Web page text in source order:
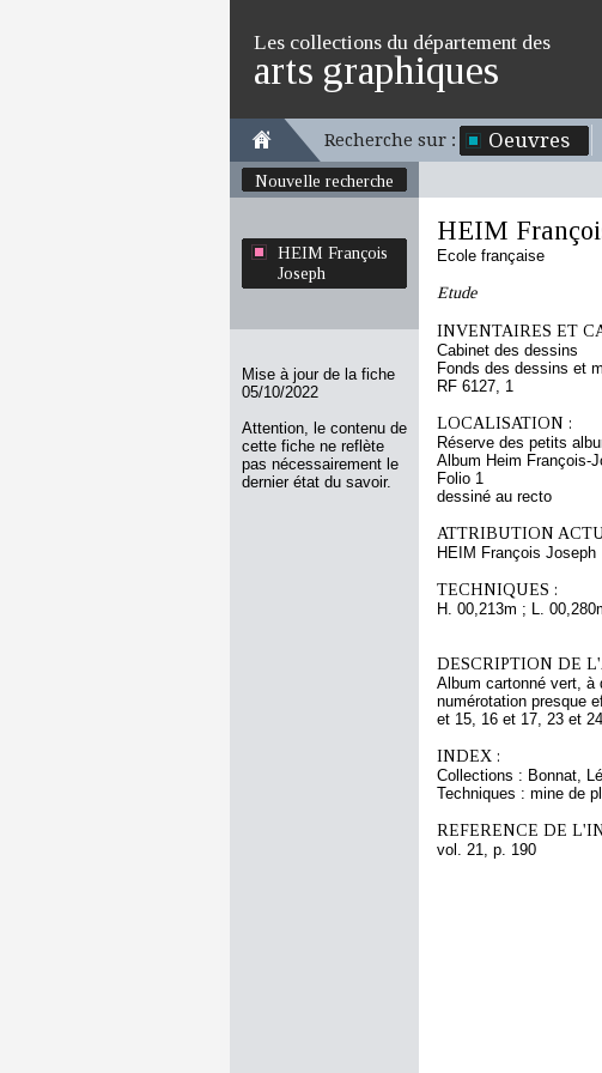
Les collections du département des
arts graphiques
Recherche sur : Oeuvres
Nouvelle recherche
HEIM François
Joseph
Mise à jour de la fiche
05/10/2022
Attention, le contenu de
cette fiche ne reflète
pas nécessairement le
dernier état du savoir.
HEIM
Ecole française
Etude
INVENTAIRES ET
Cabinet des dessins
Fonds des dessins et
RF 6127, 1
LOCALISATION :
Réserve des petits
Album Heim François-
Folio 1
dessiné au recto
ATTRIBUTION
HEIM François Joseph
TECHNIQUES :
H. 00,213m ; L.
DESCRIPTION DE
Album cartonné vert, à
numérotation presque
et 15, 16 et 17, 23 et
INDEX :
Collections : Bonnat,
Techniques : mine de
REFERENCE DE
vol. 21, p. 190